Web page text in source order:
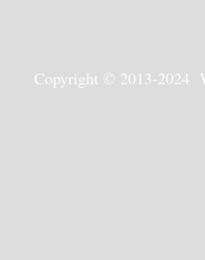
Copyright © 2013-2024